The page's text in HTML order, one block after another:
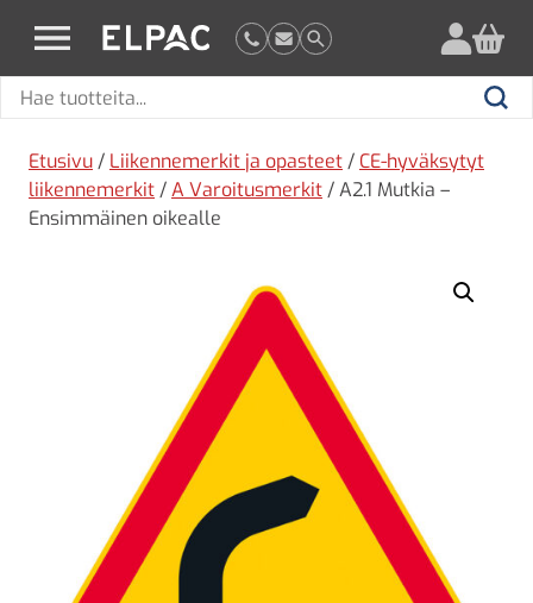
elpac.fi
Hae
Hae
Etusivu / Liikennemerkit ja opasteet / CE-hyväksytyt
liikennemerkit /A Varoitusmerkit / A2.1 Mutkia –
Ensimmäinen oikealle